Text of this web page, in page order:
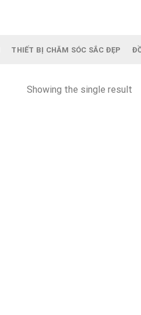
THIẾT BỊ CHĂM SÓC SẮC ĐẸP
Showing the single result